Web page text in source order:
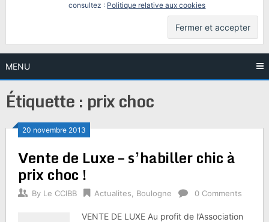
consultez : Politique relative aux cookies
MENU
Étiquette : prix choc
20 novembre 2013
Vente de Luxe – s’habiller chic à
prix choc !
By Le CCIBB Actualites Boulogne 0 Comments
VENTE DE LUXE Au profit de l’Association